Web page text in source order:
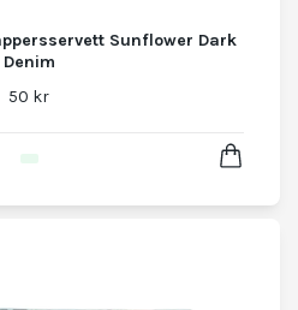
Sunflower Dark
Denim
50 kr